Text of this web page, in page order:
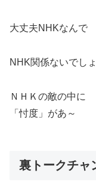
大丈夫NHKなんで
NHK関係ないでしょ
ＮＨＫの敵の中に
「忖度」があ～
裏トークチャ